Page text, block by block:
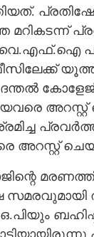
കോളേജ്
അറസ്റ്റ്
അറസ്റ്റ്
സമരവുമായി